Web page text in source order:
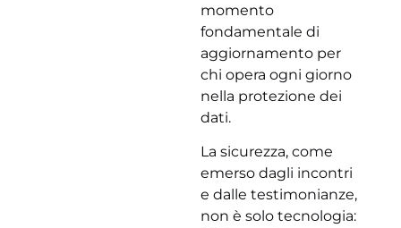
momento
fondamentale di
aggiornamento per
chi opera ogni giorno
nella protezione dei
dati.
La sicurezza, come
emerso dagli incontri
e dalle testimonianze,
non è solo tecnologia: